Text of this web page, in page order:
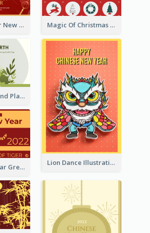
Minimal Lunar New Year Celebration Greeting Card Magic Of Christmas Holidays Greeting Card
Green Earth And Plants Illustrations Greeting Card
Lion Dance Illustration Photo Greeting Card
Lunar New Year Greeting Card With Tiger Illustration